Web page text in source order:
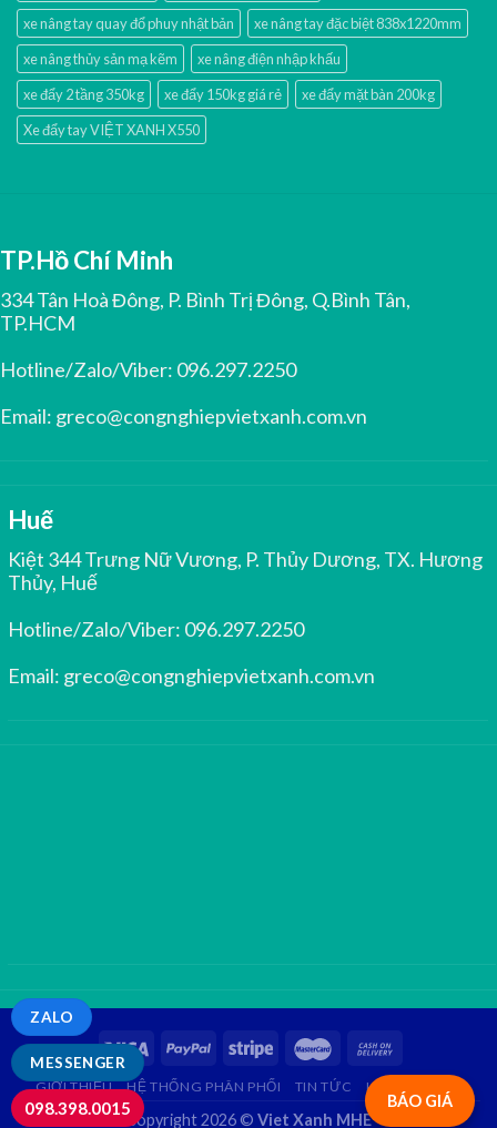
MESSENGER
ZALO
098.398.0015
xe nâng tay quay đổ phuy nhật bản
xe nâng tay đặc biệt 838x1220mm
xe nâng thủy sản mạ kẽm
xe nâng điện nhập khấu
xe đẩy 2 tầng 350kg
xe đẩy 150kg giá rẻ
xe đẩy mặt bàn 200kg
Xe đẩy tay VIỆT XANH X550
TP.Hồ Chí Minh
334 Tân Hoà Đông, P. Bình Trị Đông, Q.Bình Tân,
TP.HCM
Hotline/Zalo/Viber: 096.297.2250
Email: greco@congnghiepvietxanh.com.vn
Huế
Kiệt 344 Trưng Nữ Vương, P. Thủy Dương, TX. Hương
Thủy, Huế
Hotline/Zalo/Viber: 096.297.2250
Email: greco@congnghiepvietxanh.com.vn
BÁO GIÁ
GIỚI THIỆU HỆ THỐNG PHÂN PHỐI TIN TỨC LIÊN HỆ
Copyright 2026 © Viet Xanh MHE